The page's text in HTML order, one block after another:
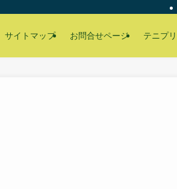
サイトマップ お問合せページ テニプ